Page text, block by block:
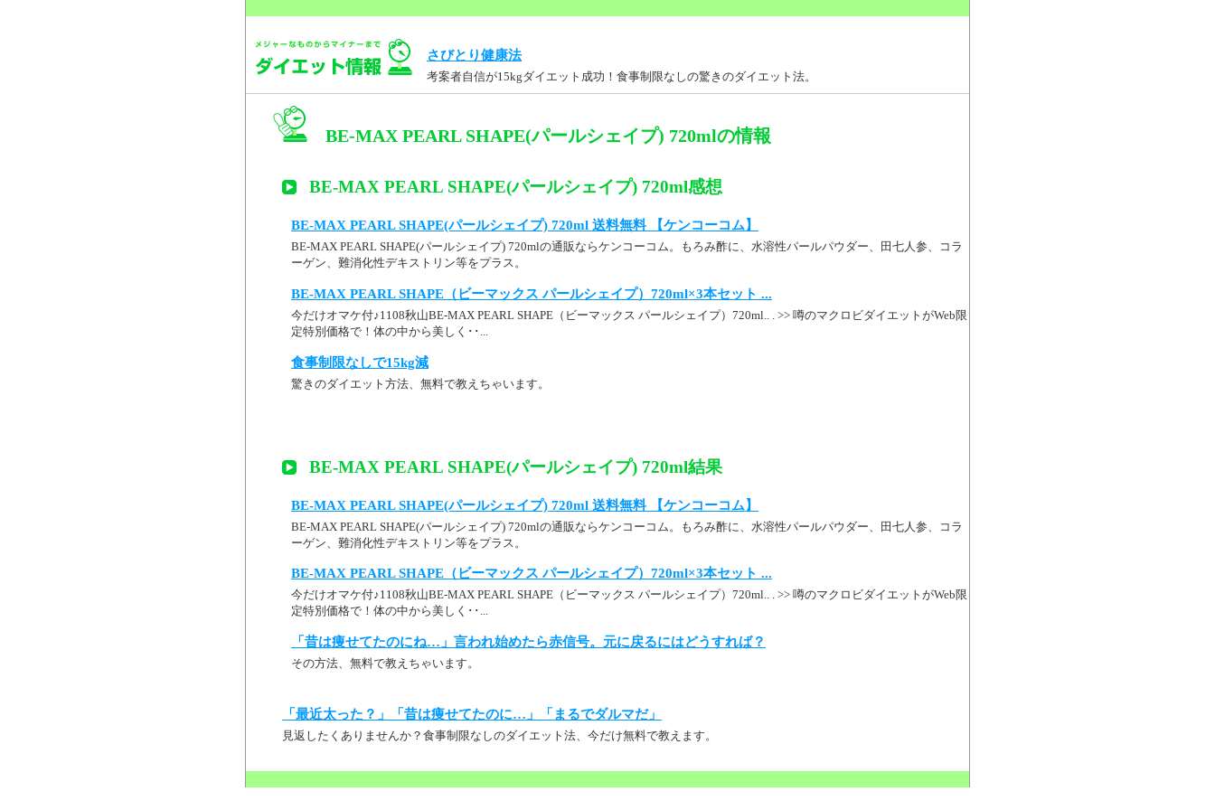
さびとり健康法
考案者自信が15kgダイエット成功！食事制限なしの驚きのダイエット法。
BE-MAX PEARL SHAPE(パールシェイプ) 720mlの情報
BE-MAX PEARL SHAPE(パールシェイプ) 720ml感想
BE-MAX PEARL SHAPE(パールシェイプ) 720ml 送料無料 【ケンコーコム】
BE-MAX PEARL SHAPE(パールシェイプ) 720mlの通販ならケンコーコム。もろみ酢に、水溶性パールパウダー、田七人参、コラ
ーゲン、難消化性デキストリン等をプラス。
BE-MAX PEARL SHAPE（ビーマックス パールシェイプ）720ml×3本セット ...
今だけオマケ付♪1108秋山BE-MAX PEARL SHAPE（ビーマックス パールシェイプ）720ml.. . >> 噂のマクロビダイエットがWeb限
定特別価格で！体の中から美しく･･...
食事制限なしで15kg減
驚きのダイエット方法、無料で教えちゃいます。
BE-MAX PEARL SHAPE(パールシェイプ) 720ml結果
BE-MAX PEARL SHAPE(パールシェイプ) 720ml 送料無料 【ケンコーコム】
BE-MAX PEARL SHAPE(パールシェイプ) 720mlの通販ならケンコーコム。もろみ酢に、水溶性パールパウダー、田七人参、コラ
ーゲン、難消化性デキストリン等をプラス。
BE-MAX PEARL SHAPE（ビーマックス パールシェイプ）720ml×3本セット ...
今だけオマケ付♪1108秋山BE-MAX PEARL SHAPE（ビーマックス パールシェイプ）720ml.. . >> 噂のマクロビダイエットがWeb限
定特別価格で！体の中から美しく･･...
「昔は痩せてたのにね…」言われ始めたら赤信号。元に戻るにはどうすれば？
その方法、無料で教えちゃいます。
「最近太った？」「昔は痩せてたのに…」「まるでダルマだ」
見返したくありませんか？食事制限なしのダイエット法、今だけ無料で教えます。